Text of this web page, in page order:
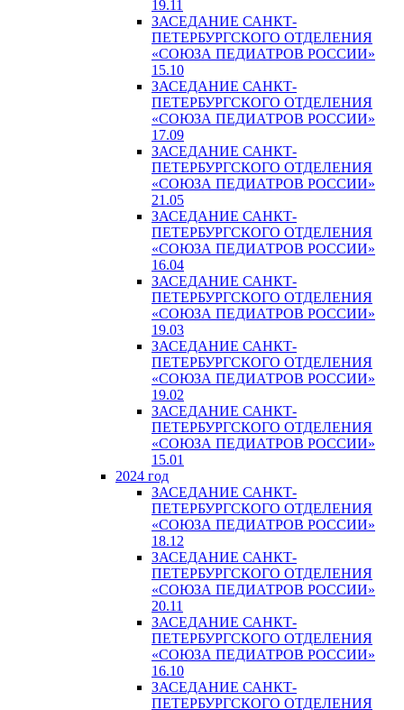
19.11
ЗАСЕДАНИЕ САНКТ-
ПЕТЕРБУРГСКОГО ОТДЕЛЕНИЯ
«СОЮЗА ПЕДИАТРОВ РОССИИ»
15.10
ЗАСЕДАНИЕ САНКТ-
ПЕТЕРБУРГСКОГО ОТДЕЛЕНИЯ
«СОЮЗА ПЕДИАТРОВ РОССИИ»
17.09
ЗАСЕДАНИЕ САНКТ-
ПЕТЕРБУРГСКОГО ОТДЕЛЕНИЯ
«СОЮЗА ПЕДИАТРОВ РОССИИ»
21.05
ЗАСЕДАНИЕ САНКТ-
ПЕТЕРБУРГСКОГО ОТДЕЛЕНИЯ
«СОЮЗА ПЕДИАТРОВ РОССИИ»
16.04
ЗАСЕДАНИЕ САНКТ-
ПЕТЕРБУРГСКОГО ОТДЕЛЕНИЯ
«СОЮЗА ПЕДИАТРОВ РОССИИ»
19.03
ЗАСЕДАНИЕ САНКТ-
ПЕТЕРБУРГСКОГО ОТДЕЛЕНИЯ
«СОЮЗА ПЕДИАТРОВ РОССИИ»
19.02
ЗАСЕДАНИЕ САНКТ-
ПЕТЕРБУРГСКОГО ОТДЕЛЕНИЯ
«СОЮЗА ПЕДИАТРОВ РОССИИ»
15.01
2024 год
ЗАСЕДАНИЕ САНКТ-
ПЕТЕРБУРГСКОГО ОТДЕЛЕНИЯ
«СОЮЗА ПЕДИАТРОВ РОССИИ»
18.12
ЗАСЕДАНИЕ САНКТ-
ПЕТЕРБУРГСКОГО ОТДЕЛЕНИЯ
«СОЮЗА ПЕДИАТРОВ РОССИИ»
20.11
ЗАСЕДАНИЕ САНКТ-
ПЕТЕРБУРГСКОГО ОТДЕЛЕНИЯ
«СОЮЗА ПЕДИАТРОВ РОССИИ»
16.10
ЗАСЕДАНИЕ САНКТ-
ПЕТЕРБУРГСКОГО ОТДЕЛЕНИЯ